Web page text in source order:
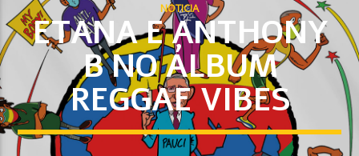
0:00
NOTICIA
ETANA E ANTHONY
B NO ÁLBUM
REGGAE VIBES